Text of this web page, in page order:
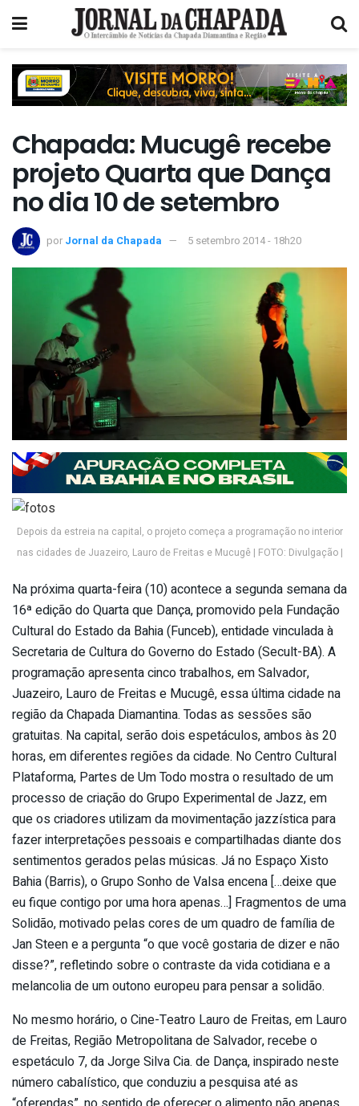
Chapada: Mucugê recebe
projeto Quarta que Dança
no dia 10 de setembro
por Jornal da Chapada 5 setembro 2014 - 18h20
Depois da estreia na capital, o projeto começa a programação no interior
nas cidades de Juazeiro, Lauro de Freitas e Mucugê | FOTO: Divulgação |
Na próxima quarta-feira (10) acontece a segunda semana da
16ª edição do Quarta que Dança, promovido pela Fundação
Cultural do Estado da Bahia (Funceb), entidade vinculada à
Secretaria de Cultura do Governo do Estado (Secult-BA). A
programação apresenta cinco trabalhos, em Salvador,
Juazeiro, Lauro de Freitas e Mucugê, essa última cidade na
região da Chapada Diamantina. Todas as sessões são
gratuitas. Na capital, serão dois espetáculos, ambos às 20
horas, em diferentes regiões da cidade. No Centro Cultural
Plataforma, Partes de Um Todo mostra o resultado de um
processo de criação do Grupo Experimental de Jazz, em
que os criadores utilizam da movimentação jazzística para
fazer interpretações pessoais e compartilhadas diante dos
sentimentos gerados pelas músicas. Já no Espaço Xisto
Bahia (Barris), o Grupo Sonho de Valsa encena […deixe que
eu fique contigo por uma hora apenas…] Fragmentos de uma
Solidão, motivado pelas cores de um quadro de família de
Jan Steen e a pergunta “o que você gostaria de dizer e não
disse?”, refletindo sobre o contraste da vida cotidiana e a
melancolia de um outono europeu para pensar a solidão.
No mesmo horário, o Cine-Teatro Lauro de Freitas, em Lauro
de Freitas, Região Metropolitana de Salvador, recebe o
espetáculo 7, da Jorge Silva Cia. de Dança, inspirado neste
número cabalístico, que conduziu a pesquisa até as